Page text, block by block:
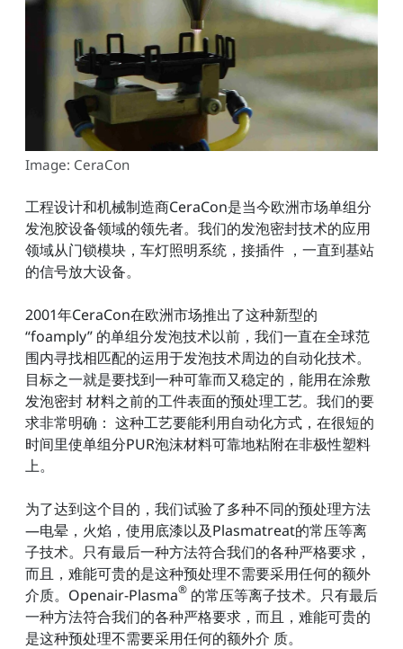
Image: CeraCon
工程设计和机械制造商CeraCon是当今欧洲市场单组分
发泡胶设备领域的领先者。我们的发泡密封技术的应用
领域从门锁模块，车灯照明系统，接插件 ，一直到基站
的信号放大设备。
2001年CeraCon在欧洲市场推出了这种新型的
“foamply” 的单组分发泡技术以前，我们一直在全球范
围内寻找相匹配的运用于发泡技术周边的自动化技术。
目标之一就是要找到一种可靠而又稳定的，能用在涂敷
发泡密封 材料之前的工件表面的预处理工艺。我们的要
求非常明确： 这种工艺要能利用自动化方式，在很短的
时间里使单组分PUR泡沫材料可靠地粘附在非极性塑料
上。
为了达到这个目的，我们试验了多种不同的预处理方法
—电晕，火焰，使用底漆以及Plasmatreat的常压等离
子技术。只有最后一种方法符合我们的各种严格要求，
而且，难能可贵的是这种预处理不需要采用任何的额外
介质。Openair-Plasma® 的常压等离子技术。只有最后
一种方法符合我们的各种严格要求，而且，难能可贵的
是这种预处理不需要采用任何的额外介 质。